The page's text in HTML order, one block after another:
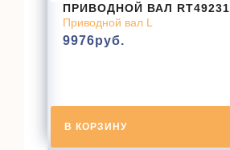
ПРИВОДНОЙ ВАЛ RT49231
Приводной вал L
9976руб.
В КОРЗИНУ